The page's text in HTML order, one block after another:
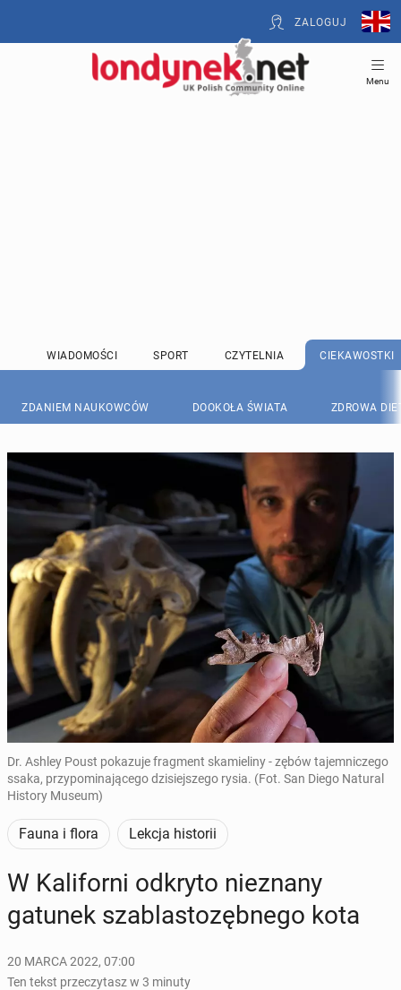
ZALOGUJ
Menu
WIADOMOŚCI SPORT CZYTELNIA CIEKAWOSTKI
ZDANIEM NAUKOWCÓW DOOKOŁA ŚWIATA ZDROWA
Dr. Ashley Poust pokazuje fragment skamieliny - zębów tajemniczego
ssaka, przypominającego dzisiejszego rysia. (Fot. San Diego Natural
History Museum)
Fauna i flora Lekcja historii
W Ka­li­for­ni odkryto nie­zna­ny
gatunek sza­bla­sto­zęb­ne­go kota
20 MARCA 2022, 07:00
Ten tekst przeczytasz w 3 minuty